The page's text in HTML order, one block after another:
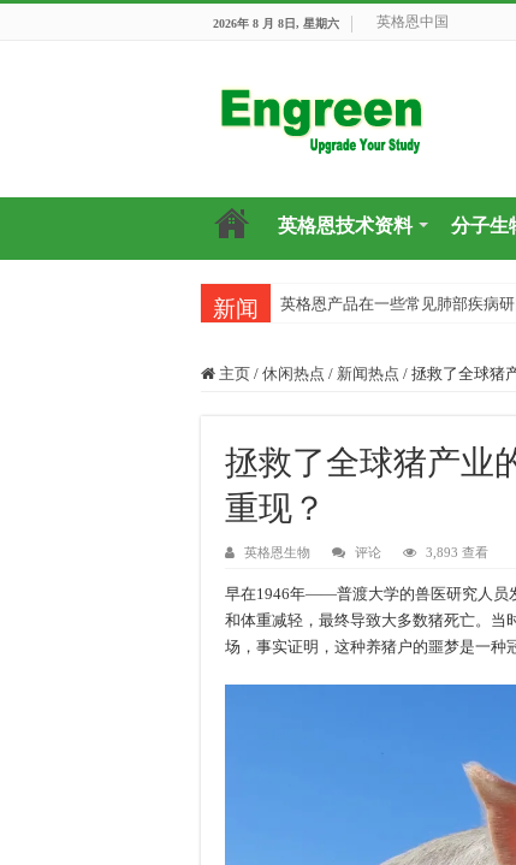
2026年 8 月 8日, 星期六 英格恩中国
英格恩技术资料 分子生
新闻 英格恩产品在一些常见肺部疾病
主页 / 休闲热点 / 新闻热点 / 拯救了全球猪
拯救了全球猪产业
重现？
英格恩生物 评论 3,893 查看
早在1946年——普渡大学的兽医研究人员
和体重减轻，最终导致大多数猪死亡。当
场，事实证明，这种养猪户的噩梦是一种